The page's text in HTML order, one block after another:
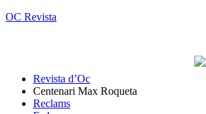
OC Revista
Revista d’Oc
Centenari Max Roqueta
Reclams